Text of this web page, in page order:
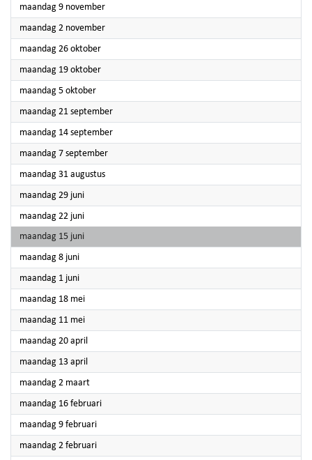
maandag 9 november2026
maandag 2 november2026
maandag 26 oktober2026
maandag 19 oktober2026
maandag 5 oktober2026
maandag 21 september2026
maandag 14 september2026
maandag 7 september2026
maandag 31 augustus2026
maandag 29 juni2026
maandag 22 juni2026
maandag 15 juni2026
maandag 8 juni2026
maandag 1 juni2026
maandag 18 mei2026
maandag 11 mei2026
maandag 20 april
maandag 13 april
maandag 2 maart2026
maandag 16 februari2026
maandag 9 februari2026
maandag 2 februari2026